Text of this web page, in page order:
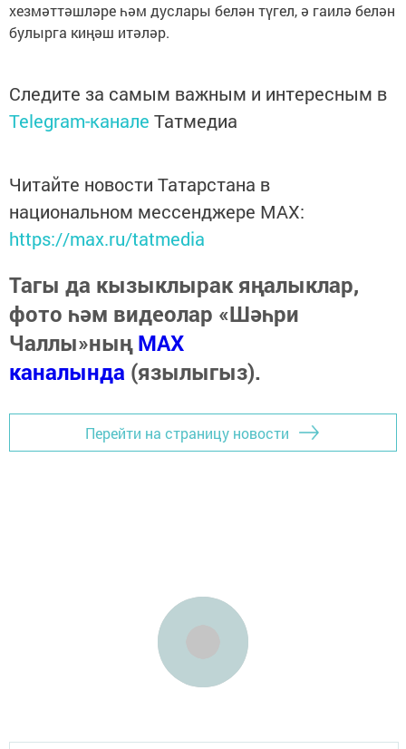
хезмәттәшләре һәм дуслары белән түгел, ә гаилә белән
булырга киңәш итәләр.
Следите за самым важным и интересным в
Telegram-канале Татмедиа
Читайте новости Татарстана в
национальном мессенджере MАХ:
https://max.ru/tatmedia
Тагы да кызыклырак яңалыклар,
фото һәм видеолар «Шәһри
Чаллы»ныңMAX
каналында (язылыгыз).
Перейти на страницу новости